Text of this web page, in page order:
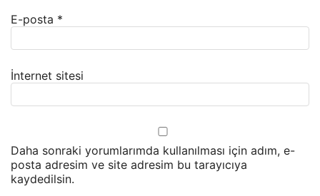
E-posta *
İnternet sitesi
Daha sonraki yorumlarımda kullanılması için adım, e-
posta adresim ve site adresim bu tarayıcıya
kaydedilsin.